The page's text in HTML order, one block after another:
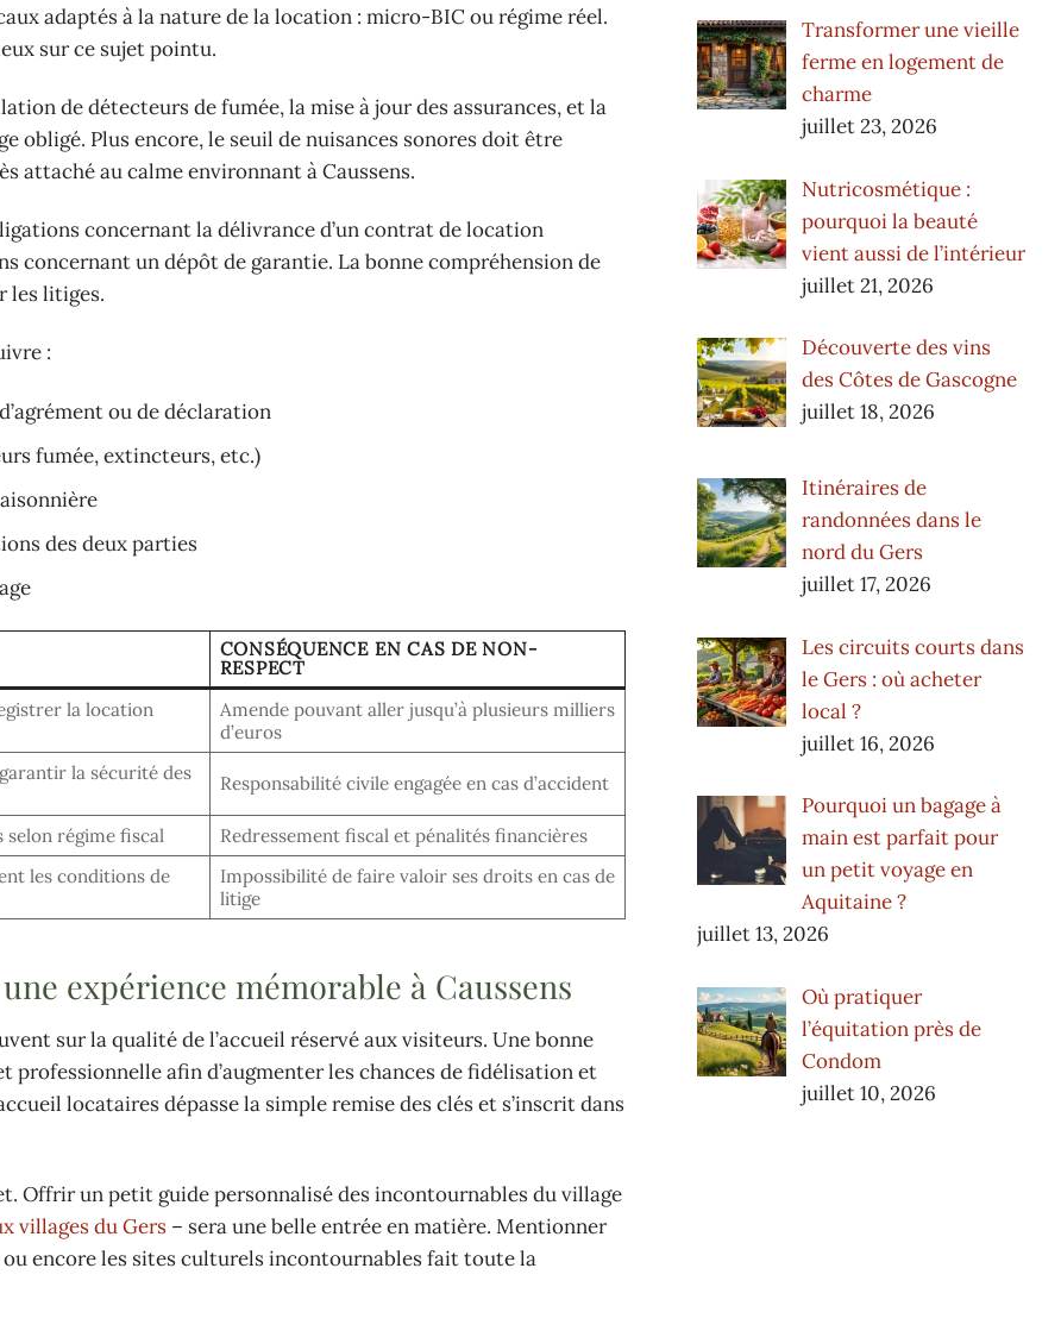
adaptés à la nature de la location : micro-BIC ou régime réel.
sur ce sujet pointu.
de détecteurs de fumée, la mise à jour des assurances, et la
obligé. Plus encore, le seuil de nuisances sonores doit être
attaché au calme environnant à Caussens.
concernant la délivrance d’un contrat de location
concernant un dépôt de garantie. La bonne compréhension de
les litiges.
:
ou de déclaration
fumée, extincteurs, etc.)
des deux parties
CONSÉQUENCE EN CAS DE NON-
RESPECT
la location
Amende pouvant aller jusqu’à plusieurs milliers
d’euros
la sécurité des
Responsabilité civile engagée en cas d’accident
selon régime fiscal Redressement fiscal et pénalités financières
les conditions de
Impossibilité de faire valoir ses droits en cas de
litige
expérience mémorable à Caussens
sur la qualité de l’accueil réservé aux visiteurs. Une bonne
professionnelle afin d’augmenter les chances de fidélisation et
locataires dépasse la simple remise des clés et s’inscrit dans
Offrir un petit guide personnalisé des incontournables du village
villages du Gers – sera une belle entrée en matière. Mentionner
encore les sites culturels incontournables fait toute la
Transformer une vieille
ferme en logement de
charme
juillet 23, 2026
Nutricosmétique :
pourquoi la beauté
vient aussi de l’intérieur
juillet 21, 2026
Découverte des vins
des Côtes de Gascogne
juillet 18, 2026
Itinéraires de
randonnées dans le
nord du Gers
juillet 17, 2026
Les circuits courts dans
le Gers : où acheter
local ?
juillet 16, 2026
Pourquoi un bagage à
main est parfait pour
un petit voyage en
Aquitaine ?
juillet 13, 2026
Où pratiquer
l’équitation près de
Condom
juillet 10, 2026